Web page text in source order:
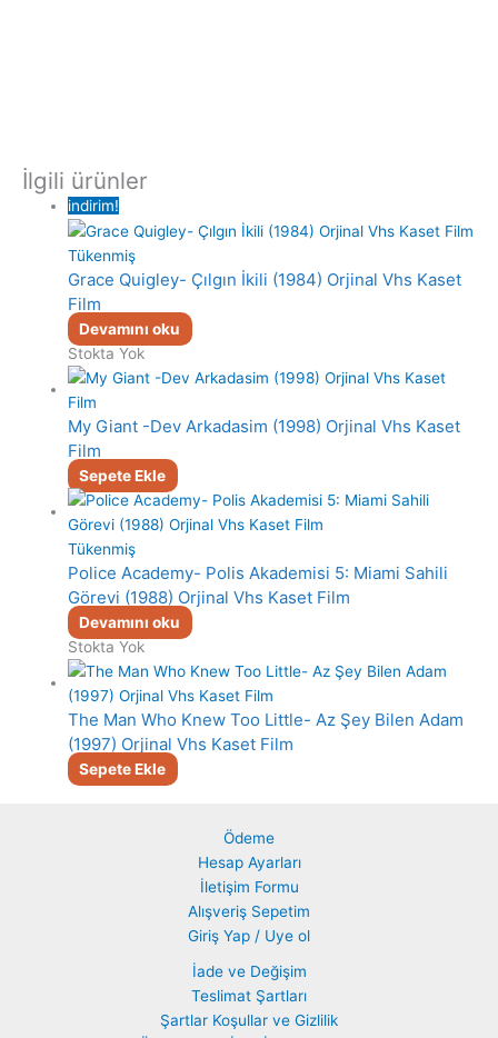
İlgili ürünler
indirim!
Tükenmiş
Grace Quigley- Çılgın İkili (1984) Orjinal Vhs Kaset
Film
Devamını oku
Stokta Yok
My Giant -Dev Arkadasim (1998) Orjinal Vhs Kaset
Film
Sepete Ekle
Tükenmiş
Police Academy- Polis Akademisi 5: Miami Sahili
Görevi (1988) Orjinal Vhs Kaset Film
Devamını oku
Stokta Yok
The Man Who Knew Too Little- Az Şey Bilen Adam
(1997) Orjinal Vhs Kaset Film
Sepete Ekle
Ödeme
Hesap Ayarları
İletişim Formu
Alışveriş Sepetim
Giriş Yap / Uye ol
İade ve Değişim
Teslimat Şartları
Şartlar Koşullar ve Gizlilik